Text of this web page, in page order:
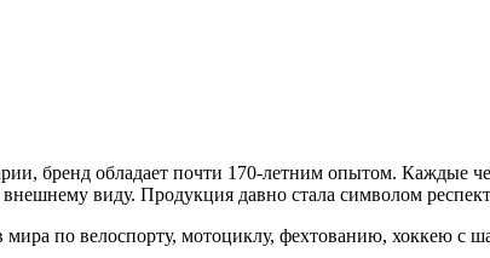
бренд обладает почти 170-летним опытом. Каждые
виду. Продукция давно стала символом
по велоспорту, мотоциклу, фехтованию, хоккею